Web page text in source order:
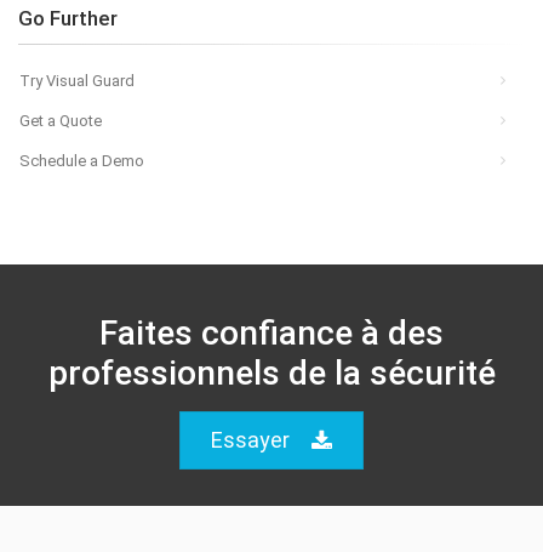
Go Further
Try Visual Guard
Get a Quote
Schedule a Demo
Faites confiance à des
professionnels de la sécurité
Essayer